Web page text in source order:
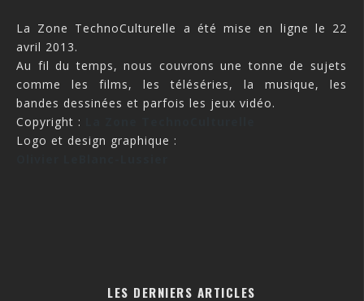
La Zone TechnoCulturelle a été mise en ligne le 22
avril 2013.
Au fil du temps, nous couvrons une tonne de sujets
comme les films, les téléséries, la musique, les
bandes dessinées et parfois les jeux vidéo.
Copyright :
Logo et design graphique :
LES DERNIERS ARTICLES